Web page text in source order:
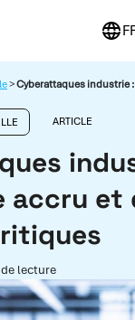
>Cyberattaques industrie
ARTICLE
accru et
lecture